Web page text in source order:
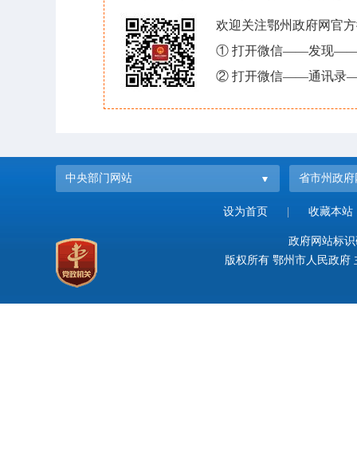
欢迎关注鄂州政府网官
① 打开微信——发现——
② 打开微信——通讯录
中央部门网站 省市州政府
设为首页 收藏本站
政府网站标
版权所有 鄂州市人民政府